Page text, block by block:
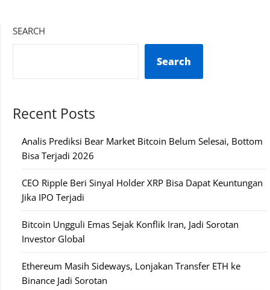
SEARCH
Search
Recent Posts
Analis Prediksi Bear Market Bitcoin Belum Selesai, Bottom
Bisa Terjadi 2026
CEO Ripple Beri Sinyal Holder XRP Bisa Dapat Keuntungan
Jika IPO Terjadi
Bitcoin Ungguli Emas Sejak Konflik Iran, Jadi Sorotan
Investor Global
Ethereum Masih Sideways, Lonjakan Transfer ETH ke
Binance Jadi Sorotan